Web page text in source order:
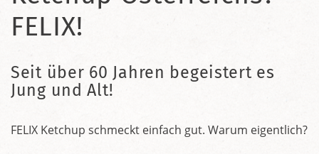
FELIX!
Seit über 60 Jahren begeistert es
Jung und Alt!
FELIX Ketchup schmeckt einfach gut. Warum eigentlich?